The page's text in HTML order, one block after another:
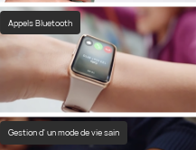
Appels Bluetooth
Gestion d' un mode de vie sain